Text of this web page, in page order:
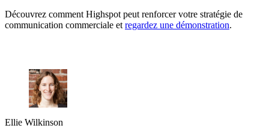
Découvrez comment Highspot peut renforcer votre stratégie de
communication commerciale et regardez une démonstration.
Ellie Wilkinson